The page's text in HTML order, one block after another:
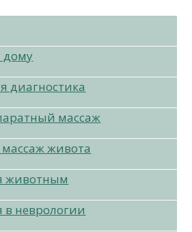
дому
диагностика
массаж
живота
животным
в неврологии